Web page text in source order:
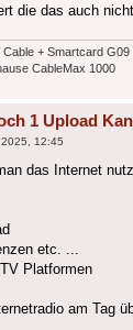
die das auch
Cable + Smartcard G09
CableMax 1000
1 Upload
12:45
das Internet
etc. ...
Platformen
am Tag